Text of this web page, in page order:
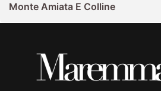
Monte Amiata E Colline